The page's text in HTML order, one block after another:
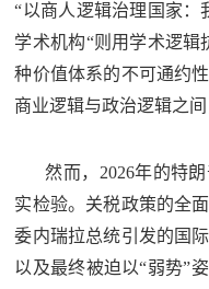
空
国
防
智
库
“以商人逻辑治理国家：
学术机构“则用学术逻辑
种价值体系的不可通约
商业逻辑与政治逻辑之
然而，2026年的特
实检验。关税政策的全
委内瑞拉总统引发的国
以及最终被迫以“弱势”